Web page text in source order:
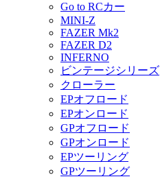
Go to RCカー
MINI-Z
FAZER Mk2
FAZER D2
INFERNO
ビンテージシリーズ
クローラー
EPオフロード
EPオンロード
GPオフロード
GPオンロード
EPツーリング
GPツーリング